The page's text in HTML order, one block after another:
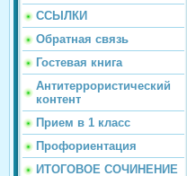
ССЫЛКИ
Обратная связь
Гостевая книга
Антитеррористический
контент
Прием в 1 класс
Профориентация
ИТОГОВОЕ СОЧИНЕНИЕ